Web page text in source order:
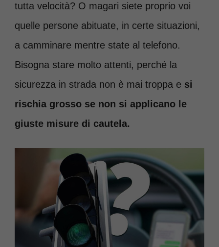
tutta velocità? O magari siete proprio voi
quelle persone abituate, in certe situazioni,
a camminare mentre state al telefono.
Bisogna stare molto attenti, perché la
sicurezza in strada non è mai troppa e si
rischia grosso se non si applicano le
giuste misure di cautela.